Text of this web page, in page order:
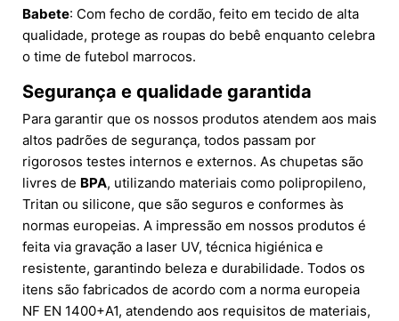
Babete: Com fecho de cordão, feito em tecido de alta
qualidade, protege as roupas do bebê enquanto celebra
o time de futebol marrocos.
Segurança e qualidade garantida
Para garantir que os nossos produtos atendem aos mais
altos padrões de segurança, todos passam por
rigorosos testes internos e externos. As chupetas são
livres de BPA, utilizando materiais como polipropileno,
Tritan ou silicone, que são seguros e conformes às
normas europeias. A impressão em nossos produtos é
feita via gravação a laser UV, técnica higiénica e
resistente, garantindo beleza e durabilidade. Todos os
itens são fabricados de acordo com a norma europeia
NF EN 1400+A1, atendendo aos requisitos de materiais,